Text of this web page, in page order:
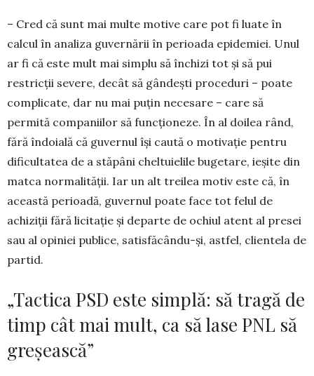
– Cred că sunt mai multe motive care pot fi luate în
calcul în analiza guvernării în perioada epidemiei. Unul
ar fi că este mult mai simplu să închizi tot și să pui
restricții severe, decât să gândești proceduri – poate
complicate, dar nu mai puțin necesare – care să
permită companiilor să funcționeze. În al doilea rând,
fără îndoială că guvernul își caută o motivație pentru
dificultatea de a stăpâni cheltuielile bugetare, ieșite din
matca normalității. Iar un alt treilea motiv este că, în
această perioadă, guvernul poate face tot felul de
achiziții fără licitație și departe de ochiul atent al presei
sau al opiniei publice, satisfăcându-și, astfel, clientela de
partid.
„Tactica PSD este simplă: să tragă de
timp cât mai mult, ca să lase PNL să
greșească”